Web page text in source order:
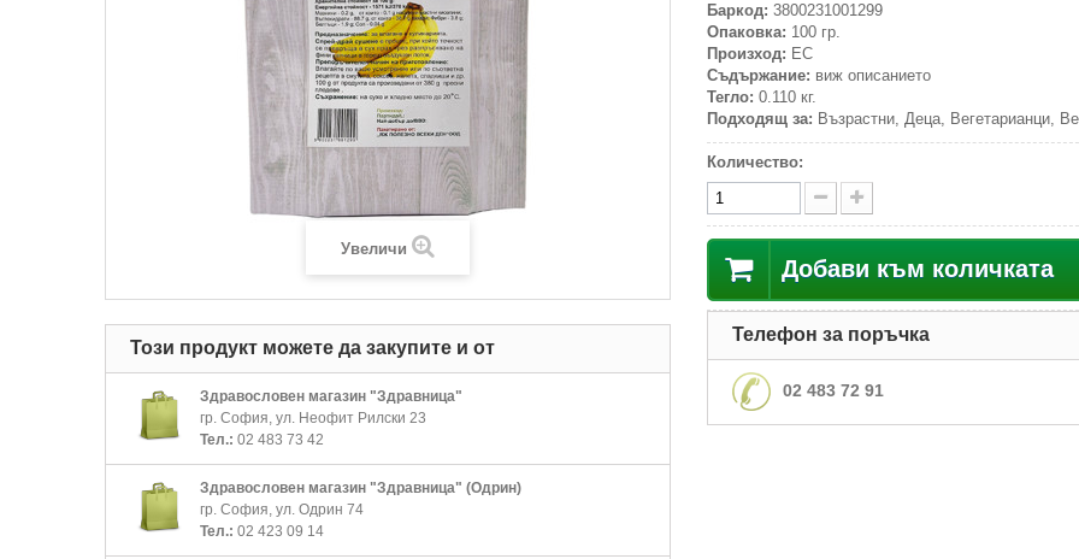
Увеличи
Този продукт можете да закупите и от
Здравословен магазин "Здравница"
гр. София, ул. Неофит Рилски 23
Тел.: 02 483 73 42
Здравословен магазин "Здравница" (Одрин)
гр. София, ул. Одрин 74
Тел.: 02 423 09 14
Баркод: 3800231001299
Опаковка: 100 гр.
Произход: ЕС
Съдържание: виж описанието
Тегло: 0.110 кг.
Подходящ за: Възрастни, Деца, Вегетарианци,
Количество:
Добави към количката
Телефон за поръчка
02 483 72 91